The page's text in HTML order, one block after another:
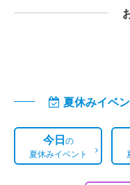
夏休みイベ
今日の
夏休みイベント